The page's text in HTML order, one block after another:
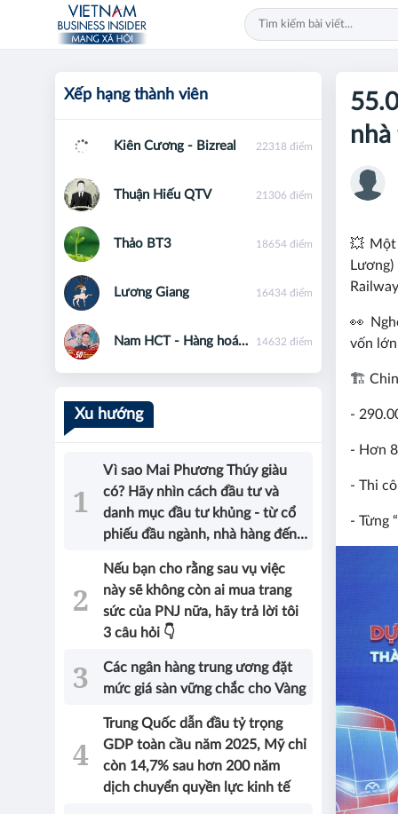
💥 Một
👀
vốn
🏗️
-
- Hơn
- Thi
- Từng
Xếp hạng thành viên
Kiên Cương - Bizreal 22318 điểm
Thuận Hiếu QTV 21306 điểm
Thảo BT3 18654 điểm
Lương Giang 16434 điểm
Nam HCT - Hàng hoá phái sinh - 0867091553 14632 điểm
Xu hướng
Vì sao Mai Phương Thúy giàu
có? Hãy nhìn cách đầu tư và
danh mục đầu tư khủng - từ cổ
phiếu đầu ngành, nhà hàng đến
được câu trả lời!
Nếu bạn cho rằng sau vụ việc
này sẽ không còn ai mua trang
sức của PNJ nữa, hãy trả lời tôi
3 câu hỏi 👇
Các ngân hàng trung ương đặt
mức giá sàn vững chắc cho Vàng
Trung Quốc dẫn đầu tỷ trọng
GDP toàn cầu năm 2025, Mỹ chỉ
còn 14,7% sau hơn 200 năm
dịch chuyển quyền lực kinh tế